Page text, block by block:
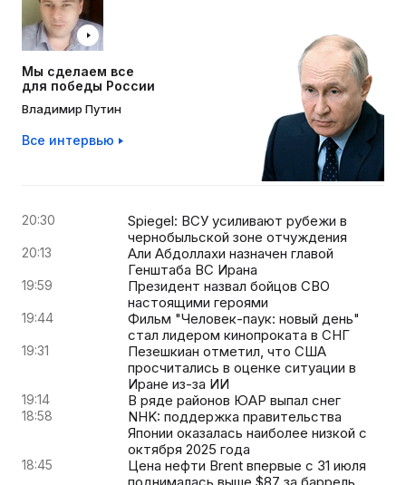
Мы сделаем все
для победы России
Владимир Путин
Все интервью
20:30
Spiegel: ВСУ усиливают рубежи в
чернобыльской зоне отчуждения
20:13
Али Абдоллахи назначен главой
Генштаба ВС Ирана
19:59
Президент назвал бойцов СВО
настоящими героями
19:44
Фильм "Человек-паук: новый день"
стал лидером кинопроката в СНГ
19:31
Пезешкиан отметил, что США
просчитались в оценке ситуации в
Иране из-за ИИ
19:14 В ряде районов ЮАР выпал снег
18:58
NHK: поддержка правительства
Японии оказалась наиболее низкой с
октября 2025 года
18:45
Цена нефти Brent впервые с 31 июля